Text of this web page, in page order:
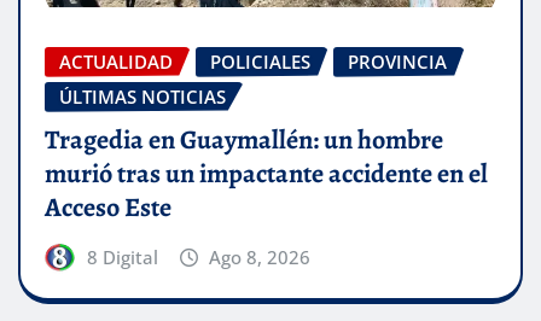
ACTUALIDAD POLICIALES
PROVINCIA
ÚLTIMAS NOTICIAS
Tragedia en Guaymallén: un hombre
murió tras un impactante accidente en el
Acceso Este
8 Digital Ago 8, 2026